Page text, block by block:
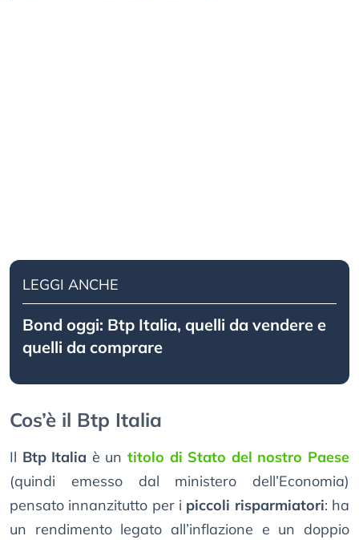
LEGGI ANCHE
Bond oggi: Btp Italia, quelli da vendere e
quelli da comprare
Cos’è il Btp Italia
Il Btp Italia è untitolo di Stato del nostro Paese
(quindi emesso dal ministero dell’Economia)
pensato innanzitutto per i piccoli risparmiatori: ha
un rendimento legato all’inflazione e un doppio